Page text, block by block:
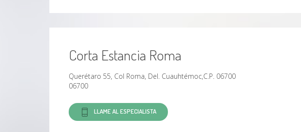
Corta Estancia Roma
Querétaro 55, Col Roma, Del. Cuauhtémoc,C.P. 06700
06700
LLAME AL ESPECIALISTA